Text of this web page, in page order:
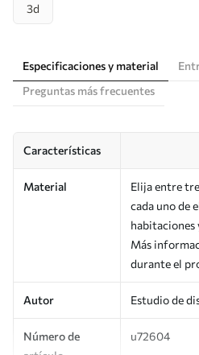
3d
Especificaciones y material
Preguntas más frecuentes
Características
Material
Elija entre
cada uno de
habitaciones
Más
durante el
Autor Estudio de
Número de
u72604